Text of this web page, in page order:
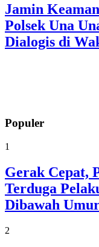
Jamin
Polsek Una
Dialogis di
Populer
1
Gerak Cepat,
Terduga
Dibawah
2